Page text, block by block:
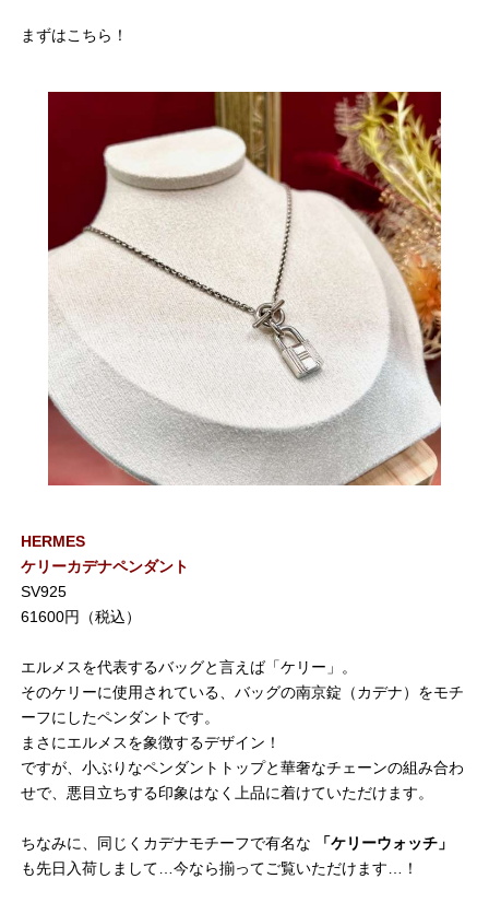
まずはこちら！
HERMES
ケリーカデナペンダント
SV925
61600円（税込）
エルメスを代表するバッグと言えば「ケリー」。
そのケリーに使用されている、バッグの南京錠（カデナ）をモチ
ーフにしたペンダントです。
まさにエルメスを象徴するデザイン！
ですが、小ぶりなペンダントトップと華奢なチェーンの組み合わ
せで、悪目立ちする印象はなく上品に着けていただけます。
ちなみに、同じくカデナモチーフで有名な
「ケリーウォッチ」
も先日入荷しまして…今なら揃ってご覧いただけます…！